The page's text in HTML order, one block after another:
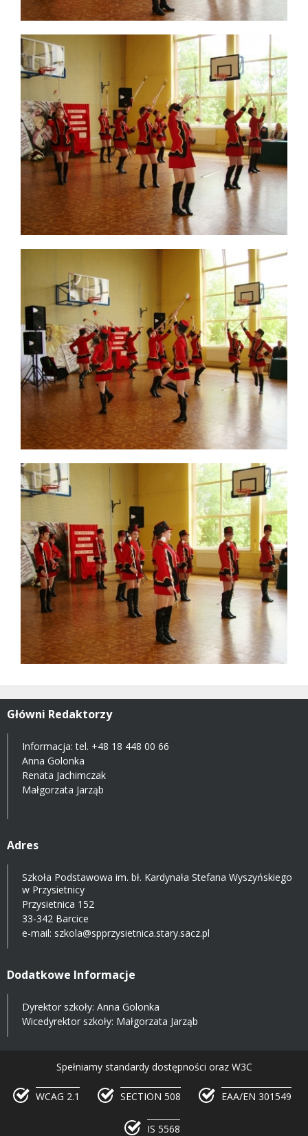
Główni Redaktorzy
Informacja: tel. +48 18 448 00 66
Anna Golonka
Renata Jachimczak
Małgorzata Jarząb
Adres
Szkoła Podstawowa im. bł. Kardynała Stefana Wyszyńskiego
w Przysietnicy
Przysietnica 152
33-342 Barcice
e-mail: szkola@spprzysietnica.stary.sacz.pl
Dodatkowe Informacje
Dyrektor szkoły: Anna Golonka
Wicedyrektor szkoły: Małgorzata Jarząb
Spełniamy standardy dostępności oraz W3C
WCAG 2.1 SECTION 508 EAA/EN 301549
IS 5568